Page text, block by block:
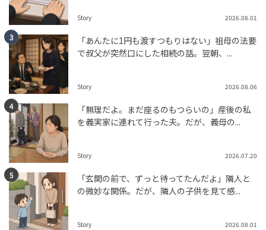
の噂に言及
tend Editorial Team
たママ友。実態は仕事を押し付けるばかり…だが、数年
TREND（トレンド深堀）
STORY
tend Editorial Team
Story 2026.08.01
「あんたに1円も渡すつもりはない」祖母の法要
で叔父が突然口にした相続の話。翌朝、...
Story 2026.08.06
「無理だよ。まだ座るのもつらいの」産後の私
を義実家に連れて行った夫。だが、義母の...
Story 2026.07.20
「玄関の前で、ずっと待ってたんだよ」隣人と
の微妙な関係。だが、隣人の子供を見て感...
Story 2026.08.01